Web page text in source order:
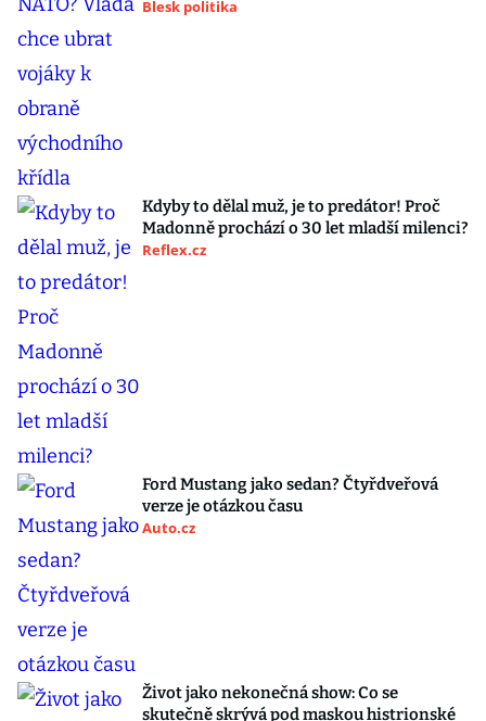
Blesk politika
Kdyby to dělal muž, je to predátor! Proč
Madonně prochází o 30 let mladší milenci?
Reflex.cz
Ford Mustang jako sedan? Čtyřdveřová
verze je otázkou času
Auto.cz
Život jako nekonečná show: Co se
skutečně skrývá pod maskou histrionské